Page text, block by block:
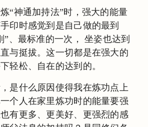
“神通加持法”时，强大的能量
印时感觉到是自己做的最到
”、最标准的一次， 坐姿也达到
与挺拔。这一切都是在强大的
轻松、自在的达到的。
是什么原因使得我在炼功点上
个人在家里炼功时的能量要强
有更多、更美好、更强烈的感